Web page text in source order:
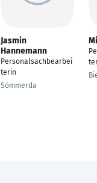
Jasmin
Hannemann
Personalsachbearbei
terin
Sömmerda